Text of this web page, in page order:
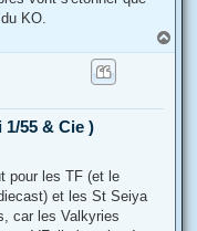
KO.
a
1/55 & Cie )
pour les TF (et le
et les St Seiya
car les Valkyries